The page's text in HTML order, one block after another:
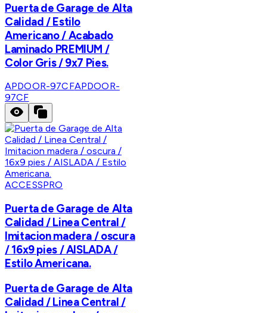
Puerta de Garage de Alta
Calidad / Estilo
Americano / Acabado
Laminado PREMIUM /
Color Gris / 9x7 Pies.
APDOOR-97CFAPDOOR-
97CF
ACCESSPRO
Puerta de Garage de Alta
Calidad / Linea Central /
Imitacion madera / oscura
/ 16x9 pies / AISLADA /
Estilo Americana.
Puerta de Garage de Alta
Calidad / Linea Central /